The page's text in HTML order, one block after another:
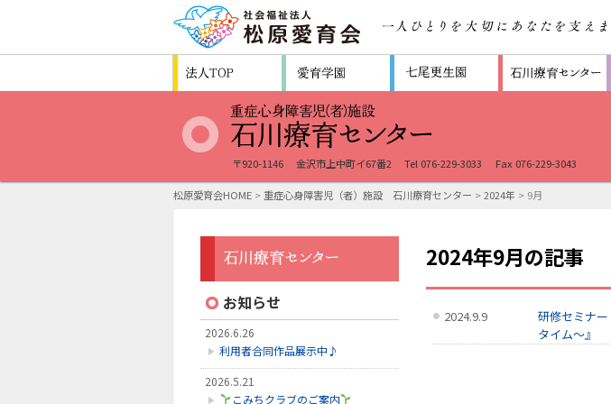
〒920-1146 金沢市上中町イ67番2 Tel 076-229-3033 Fax 076-229-3043
松原愛育会HOME >重症心身障害児（者）施設 石川療育センター >2024年 > 9月
2024年9月の記事
2024.9.9
研修セミナ
タイム～』
お知らせ
2026.6.26
利用者合同作品展示中♪
2026.5.21
こみちクラブのご案内